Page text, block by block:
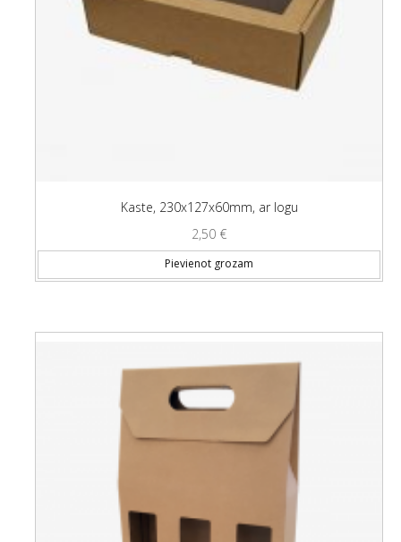
Kaste, 230x127x60mm, ar logu
2,50 €
Pievienot grozam